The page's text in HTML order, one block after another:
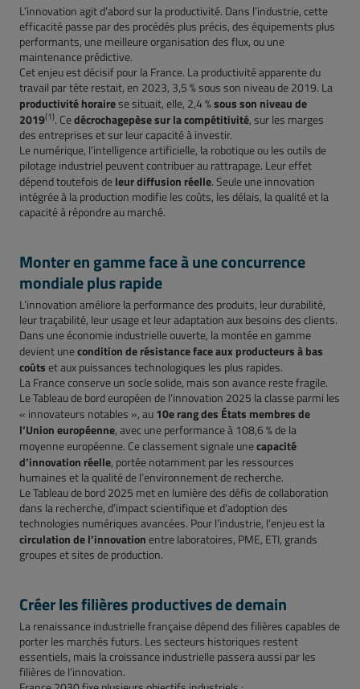
L’innovation agit d’abord sur la productivité. Dans l’industrie, cette
efficacité passe par des procédés plus précis, des équipements plus
performants, une meilleure organisation des flux, ou une
maintenance prédictive.
Cet enjeu est décisif pour la France. La productivité apparente du
travail par tête restait, en 2023, 3,5 % sous son niveau de 2019. La
productivité horairese situait, elle, 2,4 %sous son niveau de
2019(1). Cedécrochagepèse sur la compétitivité, sur les marges
des entreprises et sur leur capacité à investir.
Le numérique, l’intelligence artificielle, la robotique ou les outils de
pilotage industriel peuvent contribuer au rattrapage. Leur effet
dépend toutefois de leur diffusion réelle. Seule une innovation
intégrée à la production modifie les coûts, les délais, la qualité et la
capacité à répondre au marché.
Monter en gamme face à une concurrence
mondiale plus rapide
L’innovation améliore la performance des produits, leur durabilité,
leur traçabilité, leur usage et leur adaptation aux besoins des clients.
Dans une économie industrielle ouverte, la montée en gamme
devient unecondition de résistance face aux producteurs à bas
coûts et aux puissances technologiques les plus rapides.
La France conserve un socle solide, mais son avance reste fragile.
Le Tableau de bord européen de l’innovation 2025 la classe parmi les
« innovateurs notables », au 10e rang des États membres de
l’Union européenne, avec une performance à 108,6 % de la
moyenne européenne. Ce classement signale unecapacité
d’innovation réelle, portée notamment par les ressources
humaines et la qualité de l’environnement de recherche.
Le Tableau de bord 2025 met en lumière des défis de collaboration
dans la recherche, d’impact scientifique et d’adoption des
technologies numériques avancées. Pour l’industrie, l’enjeu est la
circulation de l’innovation entre laboratoires, PME, ETI, grands
groupes et sites de production.
Créer les filières productives de demain
La renaissance industrielle française dépend des filières capables de
porter les marchés futurs. Les secteurs historiques restent
essentiels, mais la croissance industrielle passera aussi par les
filières de l’innovation.